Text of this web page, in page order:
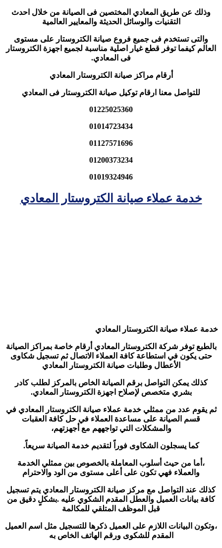
وذلك عن طريق المعادي المختصين فى الصيانة من خلال احدث
التقنيات والوسائل الحديثة والمعايير العالمية
والتى تستخدم فى جميع فروع صيانة الكتروستار على مستوى
العالم كيفما توفر قطع غيار اصلية مناسبة لجميع اجهزة الكتروستار
فى المعادي.
أرقام مراكز صيانة الكتروستار المعادي
للتواصل معنا ارقام توكيل صيانة الكتروستار فى المعادي
01225025360
01014723434
01127571696
01200373234
01019324946
خدمة عملاء صيانة الكتروستار المعادي
خدمة عملاء صيانة الكتروستار المعادي
بالطبع توفر شركة الكتروستار المعادي أرقام خاصة بمراكز الصيانة
حتى يكون في استطاعة كافة العملاء الاتصال ثم تسجيل شكاوى
الأعطال وطلبات صيانة الكتروستار المعادي
كذلك يمكن التواصل برقم الصيانة الخاص بالمركز لطلب كادر
بشري متخصص لإصلاح اجهزة الكتروستار المعادي.
ثم يقوم عدد من ممثلي خدمة عملاء صيانة الكتروستار المعادي في
قسم الصيانة على مساعدة العملاء في حل كافة العقبات
والمشكلات التي تواجههم مع أجهزتهم،
كما يسجلون الشكاوى فوراً لتقديم خدمة الصيانة سريعاً.
،أما من حيث أسلوب المعاملة بالخصوص بين ممثلي الخدمة
والعملاء فهي تكون على أعلى مستوى من الود والاحترام
كذلك عند التواصل مع مركز صيانة الكتروستار المعادي يتم تسجيل
كافة بيانات العميل والعطل المقدم الشكوي عليه .بشكلٍ دقيق من
قبل الموظف المتلقي للمكالمة
،وتكون البيانات اللازم على العميل ذكرها للتسجيل مثل اسم العميل
المقدم للشكوى ورقم الهاتف الخاص به